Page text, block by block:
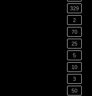
329
2
70
25
5
10
3
50